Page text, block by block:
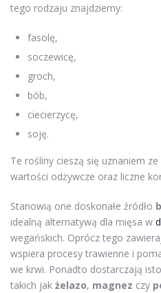
tego rodzaju znajdziemy:
fasolę,
soczewicę,
groch,
bób,
ciecierzycę,
soję.
Te rośliny cieszą się uznaniem
wartości odżywcze oraz liczne
Stanowią one doskonałe źródło
idealną alternatywą dla mięsa w
wegańskich. Oprócz tego
wspiera procesy trawienne i
we krwi. Ponadto dostarczają
takich jak żelazo, magnez czy